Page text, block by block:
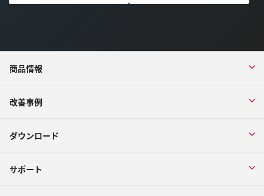
商品情報
改善事例
ダウンロード
サポート